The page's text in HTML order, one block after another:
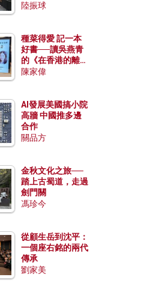
陸振球
種菜得愛 記一本
好書──讀吳燕青
的《在香港的離島
種菜》
陳家偉
AI發展美國搞小院
高牆 中國推多邊
合作
關品方
金秋文化之旅──
踏上古蜀道，走過
劍門關
馮珍今
從顧生岳到沈平：
一個座右銘的兩代
傳承
劉家美